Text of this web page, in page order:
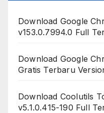
Download Google
v153.0.7994.0 Full
Download Google
Gratis Terbaru
Download Coolutils
v5.1.0.415-190 Full